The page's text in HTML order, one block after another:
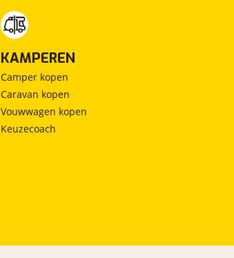
KAMPEREN
Camper kopen
Caravan kopen
Vouwwagen kopen
Keuzecoach